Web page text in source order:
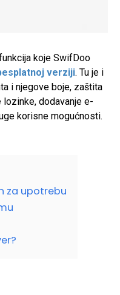
koje SwifDoo
verziji. Tu je i
i njegove boje, zaštita
lozinke, dodavanje e-
korisne mogućnosti.
za upotrebu